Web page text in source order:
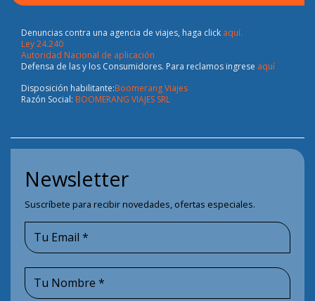
Denuncias contra una agencia de viajes, haga click aquí.
Ley 24.240
Autoridad Nacional de aplicación
Defensa de las y los Consumidores. Para reclamos ingrese aquí
Disposición habilitante:Boomerang Viajes
Razón Social: BOOMERANG VIAJES SRL
Newsletter
Suscríbete para recibir novedades, ofertas especiales.